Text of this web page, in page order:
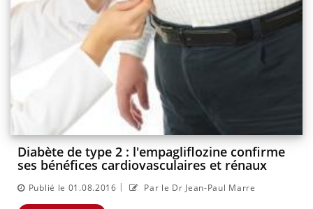
Diabète de type 2 : l'empagliflozine confirme
ses bénéfices cardiovasculaires et rénaux
Publié le 01.08.2016 | Par le Dr Jean-Paul Marre